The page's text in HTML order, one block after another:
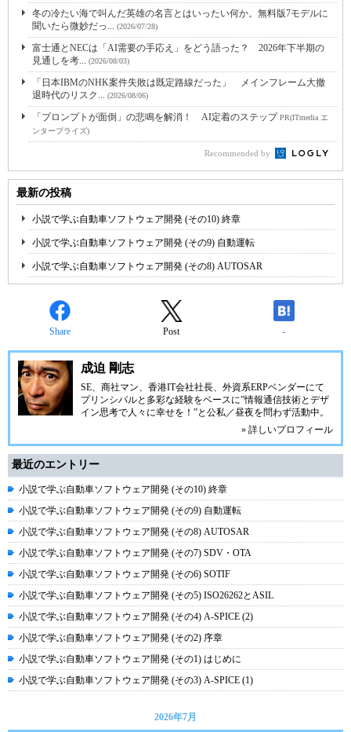
冬の冷たい海で叫んだ英雄の名言とはいったい何か。無料版7モデルに
聞いたら微妙だっ... (2026/07/28)
富士通とNECは「AI需要の手応え」をどう語った？ 2026年下半期の
見通しを考... (2026/08/03)
「日本IBMのNHK案件失敗は既定路線だった」 メインフレーム大撤
退時代のリスク... (2026/08/06)
「プロンプトが面倒」の悲鳴を解消！ AI定着のステップPR(ITmedia エ
ンタープライズ)
Recommended by
最新の投稿
小説で学ぶ自動車ソフトウェア開発 (その10) 終章
小説で学ぶ自動車ソフトウェア開発 (その9) 自動運転
小説で学ぶ自動車ソフトウェア開発 (その8) AUTOSAR
Share Post -
成迫 剛志
SE、商社マン、香港IT会社社長、外資系ERPベンダーにて
プリンシパルと多彩な経験をベースに”情報通信技術とデザ
イン思考で人々に幸せを！”と公私／昼夜を問わず活動中。
» 詳しいプロフィール
最近のエントリー
小説で学ぶ自動車ソフトウェア開発 (その10) 終章
小説で学ぶ自動車ソフトウェア開発 (その9) 自動運転
小説で学ぶ自動車ソフトウェア開発 (その8) AUTOSAR
小説で学ぶ自動車ソフトウェア開発 (その7) SDV・OTA
小説で学ぶ自動車ソフトウェア開発 (その6) SOTIF
小説で学ぶ自動車ソフトウェア開発 (その5) ISO26262とASIL
小説で学ぶ自動車ソフトウェア開発 (その4) A-SPICE (2)
小説で学ぶ自動車ソフトウェア開発 (その2) 序章
小説で学ぶ自動車ソフトウェア開発 (その1) はじめに
小説で学ぶ自動車ソフトウェア開発 (その3) A-SPICE (1)
2026年7月